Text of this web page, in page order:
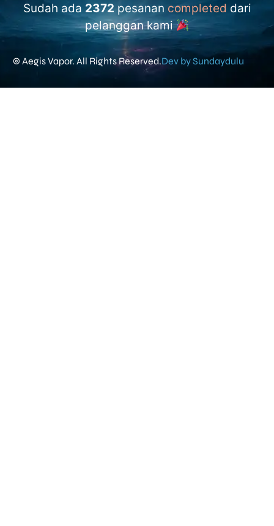
Sudah ada 2372 pesanan completed dari
pelanggan kami
© Aegis Vapor. All Rights Reserved.Dev by Sundaydulu